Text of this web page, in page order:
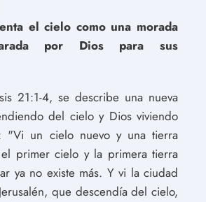
el cielo como una morada
por Dios para sus
21:1-4, se describe una nueva
del cielo y Dios viviendo
"Vi un cielo nuevo y una tierra
primer cielo y la primera tierra
ya no existe más. Y vi la ciudad
que descendía del cielo,